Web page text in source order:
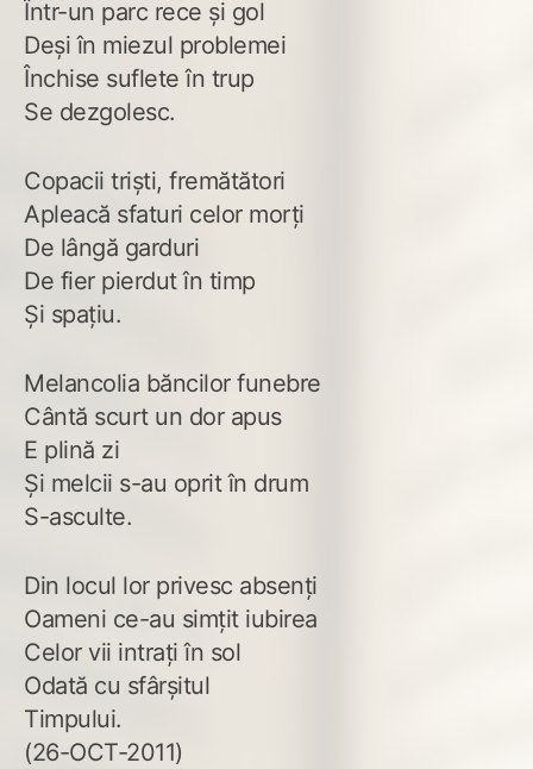
Într-un parc rece şi gol
Deşi în miezul problemei
Închise suflete în trup
Se dezgolesc.
Copacii trişti, fremătători
Apleacă sfaturi celor morţi
De lângă garduri
De fier pierdut în timp
Şi spaţiu.
Melancolia băncilor funebre
Cântă scurt un dor apus
E plină zi
Şi melcii s-au oprit în drum
S-asculte.
Din locul lor privesc absenţi
Oameni ce-au simţit iubirea
Celor vii intraţi în sol
Odată cu sfârşitul
Timpului.
(26-OCT-2011)